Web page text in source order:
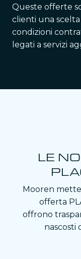
Queste offerte
clienti una scelta
condizioni
legati a servizi
LE
Mooren
offerta
offrono
nascosti